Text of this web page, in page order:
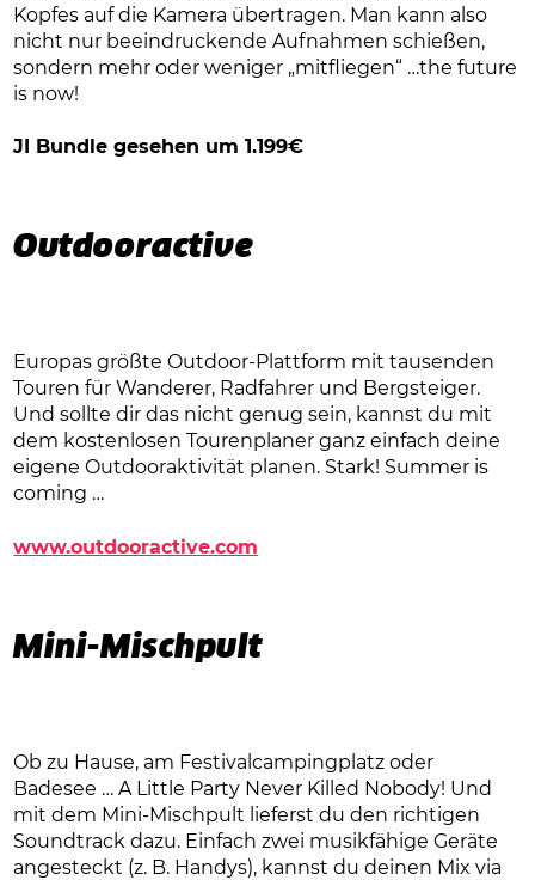
Kopfes auf die Kamera übertragen. Man kann also
nicht nur beeindruckende Aufnahmen schießen,
sondern mehr oder weniger „mitfliegen“ …the future
is now!
JI Bundle gesehen um 1.199€
Outdooractive
Europas größte Outdoor-Plattform mit tausenden
Touren für Wanderer, Radfahrer und Bergsteiger.
Und sollte dir das nicht genug sein, kannst du mit
dem kostenlosen Tourenplaner ganz einfach deine
eigene Outdooraktivität planen. Stark! Summer is
coming …
www.outdooractive.com
Mini-Mischpult
Ob zu Hause, am Festivalcampingplatz oder
Badesee … A Little Party Never Killed Nobody! Und
mit dem Mini-Mischpult lieferst du den richtigen
Soundtrack dazu. Einfach zwei musikfähige Geräte
angesteckt (z. B. Handys), kannst du deinen Mix via